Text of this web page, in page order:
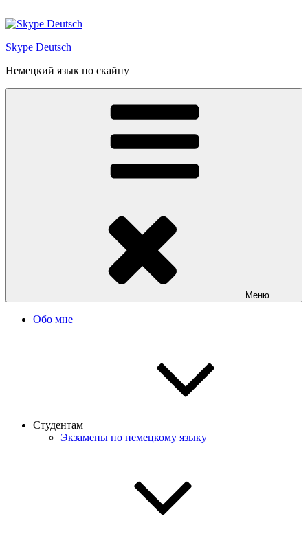
к
Skype Deutsch
Немецкий язык по скайпу
Меню
Обо мне
Студентам
Экзамены по немецкому языку